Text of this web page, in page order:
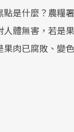
點是什麼？農糧
人體無害，若是
果肉已腐敗、變